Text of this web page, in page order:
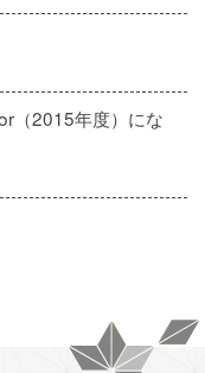
（2015年度）にな